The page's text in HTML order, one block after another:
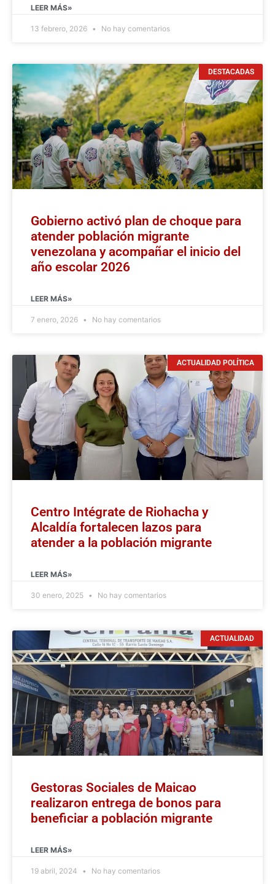
LEER MÁS»
13 febrero, 2026 No hay comentarios
DESTACADAS
Gobierno activó plan de choque para
atender población migrante
venezolana y acompañar el inicio del
año escolar 2026
LEER MÁS»
7 enero, 2026 No hay comentarios
ACTUALIDAD POLÍTICA
Centro Intégrate de Riohacha y
Alcaldía fortalecen lazos para
atender a la población migrante
LEER MÁS»
30 enero, 2025 No hay comentarios
ACTUALIDAD
Gestoras Sociales de Maicao
realizaron entrega de bonos para
beneficiar a población migrante
LEER MÁS»
19 abril, 2024 No hay comentarios